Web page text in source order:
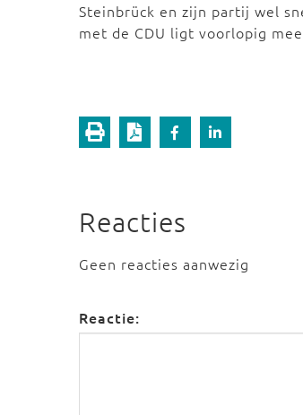
Steinbrück en zijn partij wel
met de CDU ligt voorlopig
Reacties
Geen reacties aanwezig
Reactie: